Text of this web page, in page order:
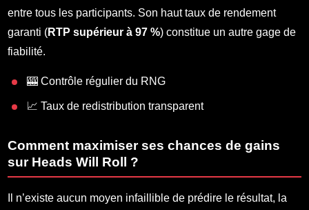
entre tous les participants. Son haut taux de rendement
garanti (RTP supérieur à 97 %) constitue un autre gage de
fiabilité.
🎰 Contrôle régulier du RNG
📈 Taux de redistribution transparent
Comment maximiser ses chances de gains
sur Heads Will Roll ?
Il n’existe aucun moyen infaillible de prédire le résultat, la